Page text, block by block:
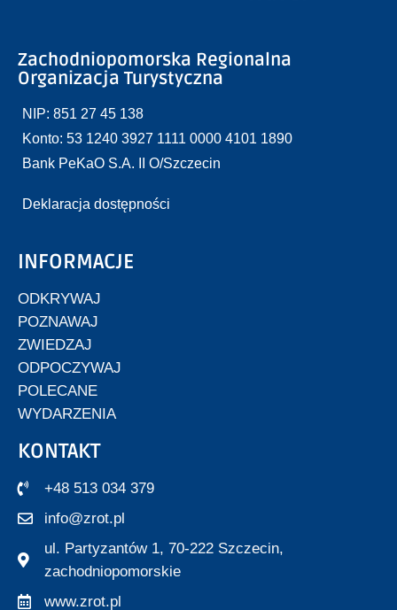
Zachodniopomorska Regionalna
Organizacja Turystyczna
NIP: 851 27 45 138
Konto: 53 1240 3927 1111 0000 4101 1890
Bank PeKaO S.A. II O/Szczecin
Deklaracja dostępności
INFORMACJE
ODKRYWAJ
POZNAWAJ
ZWIEDZAJ
ODPOCZYWAJ
POLECANE
WYDARZENIA
KONTAKT
+48 513 034 379
info@zrot.pl
ul. Partyzantów 1, 70-222 Szczecin,
zachodniopomorskie
www.zrot.pl